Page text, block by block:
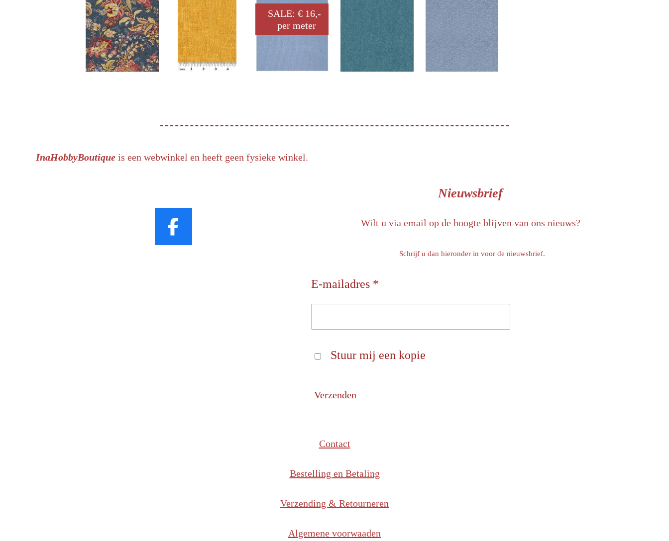
SALE: € 16,-
per meter
InaHobbyBoutique is een webwinkel en heeft geen fysieke winkel.
F
Nieuwsbrief
Wilt u via email op de hoogte blijven van ons nieuws?
Schrijf u dan hieronder in voor de nieuwsbrief.
E-mailadres *
Stuur mij een kopie
Verzenden
Contact
Bestelling en Betaling
Verzending & Retourneren
Algemene voorwaaden